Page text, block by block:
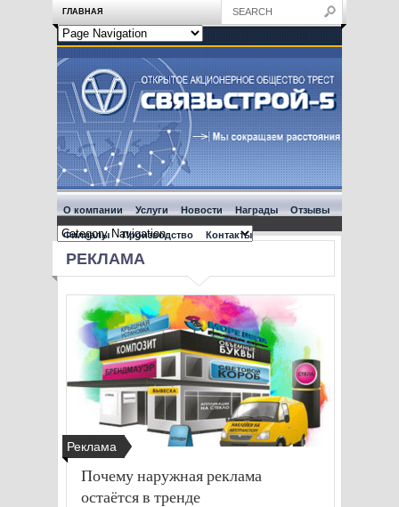
ГЛАВНАЯ
О компании Услуги Новости Награды Отзывы
Филиалы Производство Контакты
РЕКЛАМА
Реклама
Почему наружная реклама
остаётся в тренде